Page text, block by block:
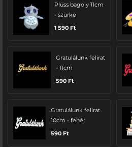
Plüss bagoly 11cm
- szürke
1 590 Ft
Gratulálunk felirat
- 11cm
590 Ft
Gratulálunk felirat
10cm - fehér
590 Ft